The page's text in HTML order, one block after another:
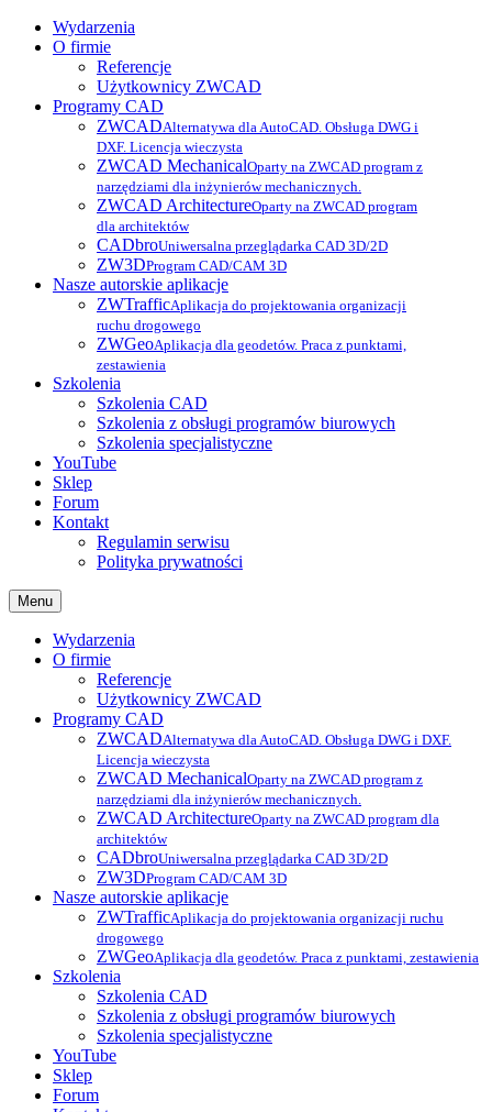
Wydarzenia
O firmie
Referencje
Użytkownicy ZWCAD
Programy CAD
ZWCADAlternatywa dla AutoCAD. Obsługa DWG i
DXF. Licencja wieczysta
ZWCAD MechanicalOparty na ZWCAD program z
narzędziami dla inżynierów mechanicznych.
ZWCAD ArchitectureOparty na ZWCAD program
dla architektów
CADbroUniwersalna przeglądarka CAD 3D/2D
ZW3DProgram CAD/CAM 3D
Nasze autorskie aplikacje
ZWTrafficAplikacja do projektowania organizacji
ruchu drogowego
ZWGeoAplikacja dla geodetów. Praca z punktami,
zestawienia
Szkolenia
Szkolenia CAD
Szkolenia z obsługi programów biurowych
Szkolenia specjalistyczne
YouTube
Sklep
Forum
Kontakt
Regulamin serwisu
Polityka prywatności
Menu
Wydarzenia
O firmie
Referencje
Użytkownicy ZWCAD
Programy CAD
ZWCADAlternatywa dla AutoCAD. Obsługa DWG i DXF.
Licencja wieczysta
ZWCAD MechanicalOparty na ZWCAD program z
narzędziami dla inżynierów mechanicznych.
ZWCAD ArchitectureOparty na ZWCAD program dla
architektów
CADbroUniwersalna przeglądarka CAD 3D/2D
ZW3DProgram CAD/CAM 3D
Nasze autorskie aplikacje
ZWTrafficAplikacja do projektowania organizacji ruchu
drogowego
ZWGeoAplikacja dla geodetów. Praca z punktami, zestawienia
Szkolenia
Szkolenia CAD
Szkolenia z obsługi programów biurowych
Szkolenia specjalistyczne
YouTube
Sklep
Forum